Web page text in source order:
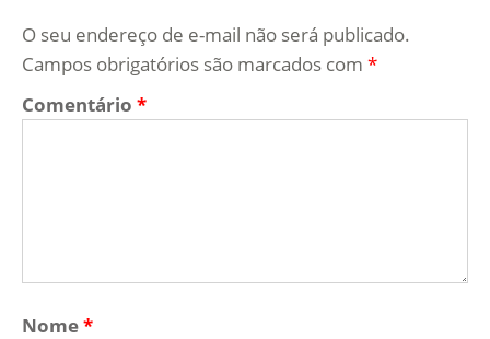
O seu endereço de e-mail não será publicado.
Campos obrigatórios são marcados com *
Comentário *
Nome*